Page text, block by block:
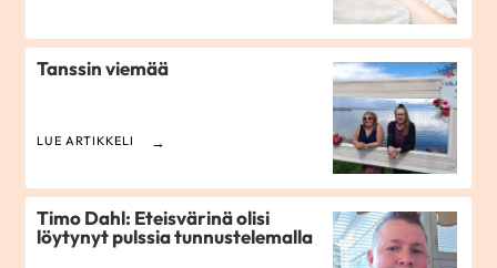
Tanssin viemää
LUE ARTIKKELI
Timo Dahl: Eteisvärinä olisi
löytynyt pulssia tunnustelemalla